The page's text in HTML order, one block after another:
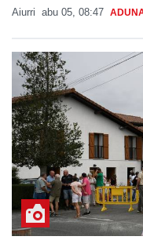
Aiurri abu 05, 08:47